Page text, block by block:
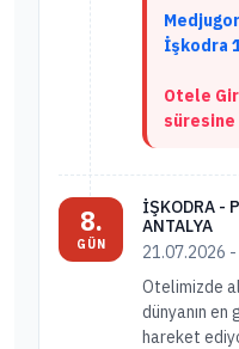
İşkodra
Otele
süresine
8.
GÜN
İŞKODRA -
ANTALYA
21.07.2026
Otelimizde
dünyanın
hareket